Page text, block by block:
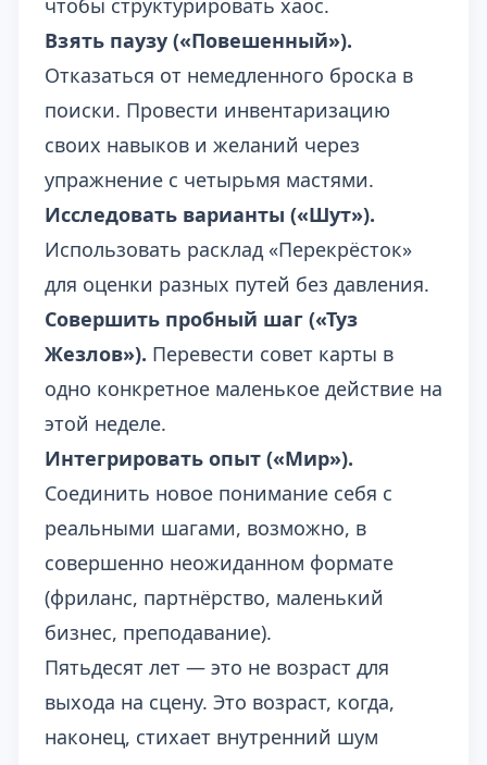
чтобы структурировать хаос.
Взять паузу («Повешенный»).
Отказаться от немедленного броска в
поиски. Провести инвентаризацию
своих навыков и желаний через
упражнение с четырьмя мастями.
Исследовать варианты («Шут»).
Использовать расклад «Перекрёсток»
для оценки разных путей без давления.
Совершить пробный шаг («Туз
Жезлов»). Перевести совет карты в
одно конкретное маленькое действие на
этой неделе.
Интегрировать опыт («Мир»).
Соединить новое понимание себя с
реальными шагами, возможно, в
совершенно неожиданном формате
(фриланс, партнёрство, маленький
бизнес, преподавание).
Пятьдесят лет — это не возраст для
выхода на сцену. Это возраст, когда,
наконец, стихает внутренний шум